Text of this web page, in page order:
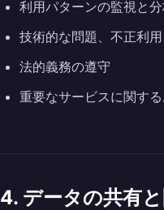
利用パターンの監視と分
技術的な問題、不正利
法的義務の遵守
重要なサービスに関す
4. データの共有